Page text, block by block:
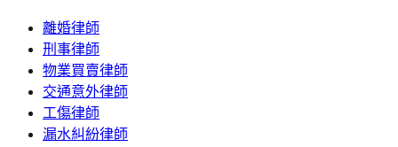
離婚律師
刑事律師
物業買賣律師
交通意外律師
工傷律師
漏水糾紛律師